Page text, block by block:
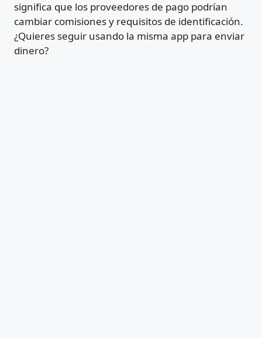
significa que los proveedores de pago podrían
cambiar comisiones y requisitos de identificación.
¿Quieres seguir usando la misma app para enviar
dinero?